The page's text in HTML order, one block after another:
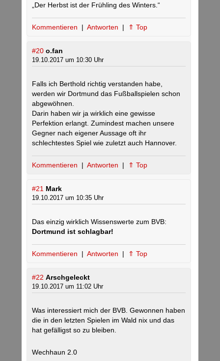
„Der Herbst ist der Frühling des Winters.“
Kommentieren | Antworten | ⇑ Top
#20 o.fan
19.10.2017 um 10:30 Uhr
Falls ich Berthold richtig verstanden habe,
werden wir Dortmund das Fußballspielen schon
abgewöhnen.
Darin haben wir ja wirklich eine gewisse
Perfektion erlangt. Zumindest machen unsere
Gegner nach eigener Aussage oft ihr
schlechtestes Spiel wie zuletzt auch Hannover.
Kommentieren | Antworten | ⇑ Top
#21 Mark
19.10.2017 um 10:35 Uhr
Das einzig wirklich Wissenswerte zum BVB:
Dortmund ist schlagbar!
Kommentieren | Antworten | ⇑ Top
#22 Arschgeleckt
19.10.2017 um 11:02 Uhr
Was interessiert mich der BVB. Gewonnen haben
die in den letzten Spielen im Wald nix und das
hat gefälligst so zu bleiben.
Wechhaun 2.0